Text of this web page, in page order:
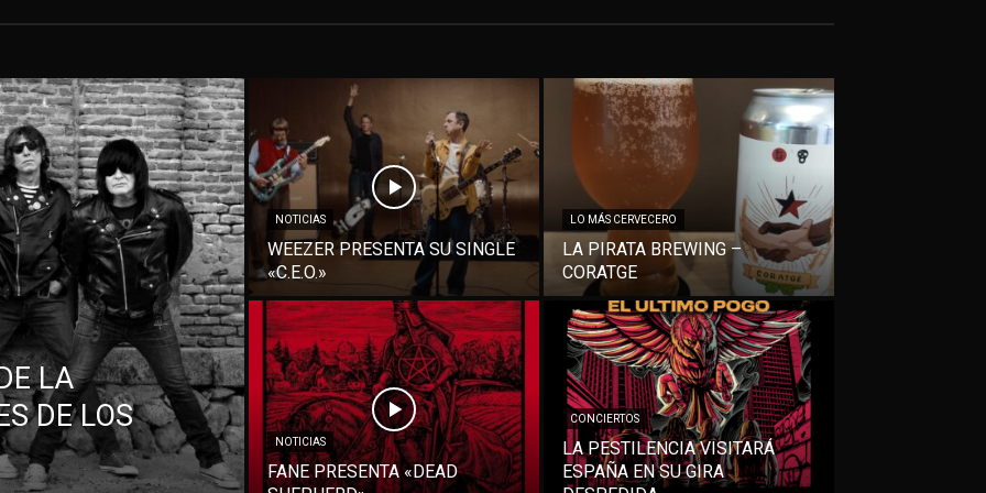
LA
DE LOS
NOTICIAS
WEEZER PRESENTA SU SINGLE
«C.E.O.»
LO MÁS CERVECERO
LA PIRATA BREWING –
CORATGE
NOTICIAS
FANE PRESENTA «DEAD
CONCIERTOS
LA PESTILENCIA VISITARÁ
ESPAÑA EN SU GIRA